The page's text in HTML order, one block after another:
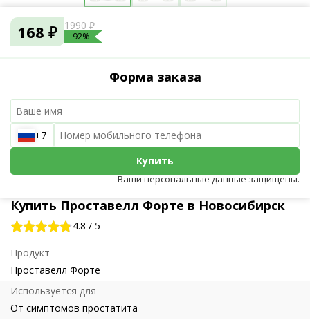
Купить Проставелл Форте в Новосибирск
4.8 / 5
Продукт
Проставелл Форте
Используется для
От симптомов простатита
168 ₽ 1990 ₽
-92%
Форма заказа
+7
Купить
Ваши персональные данные защищены.